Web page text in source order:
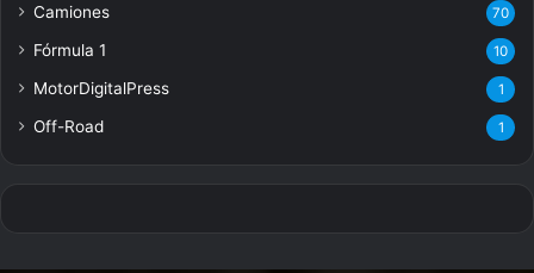
Camiones 70
Fórmula 1 10
MotorDigitalPress 1
Off-Road 1